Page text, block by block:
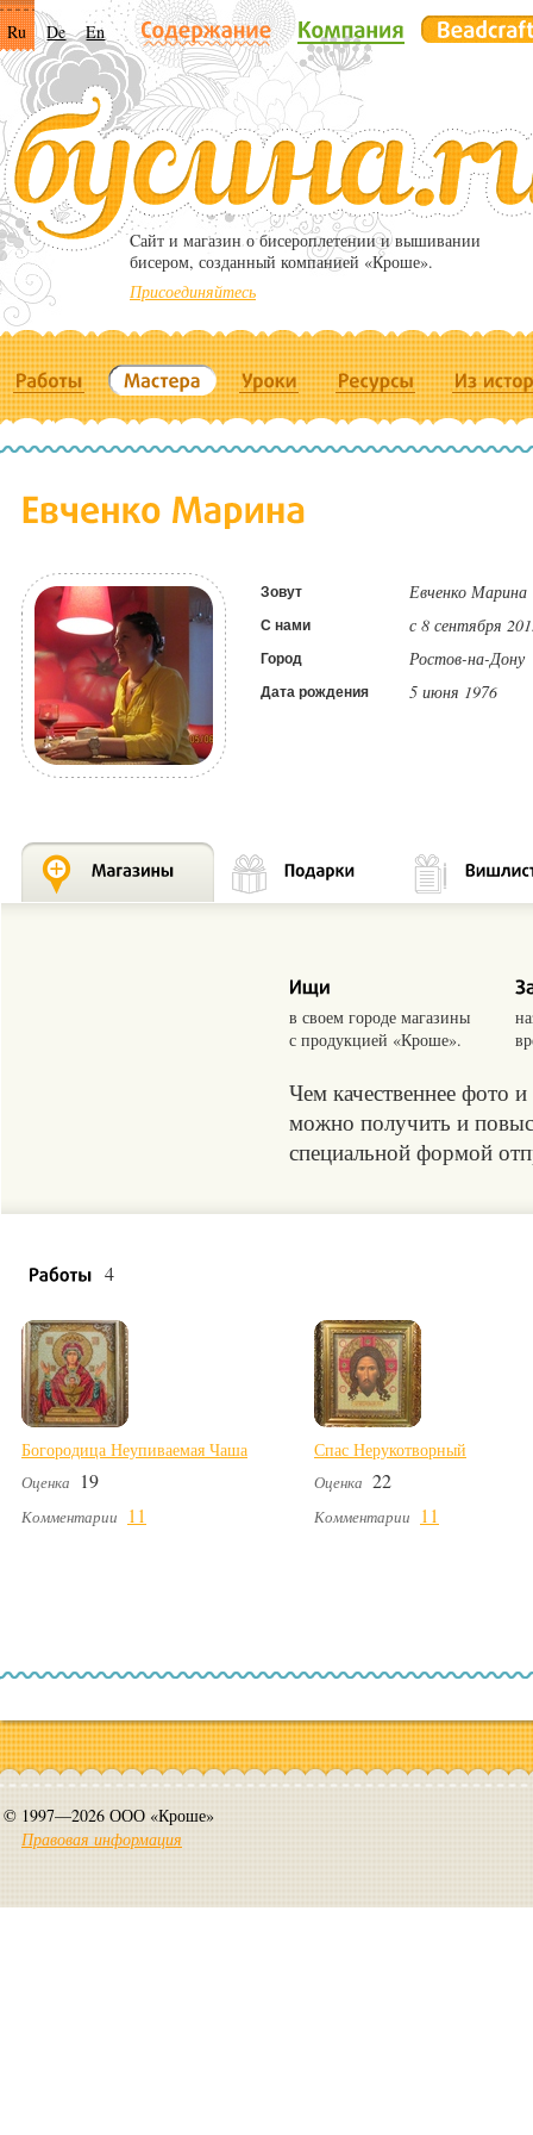
Ru De En
Cайт и магазин о бисероплетении и вышивании
бисером, созданный компанией «Кроше».
Присоединяйтесь
Зовут Евченко Марина
С нами с 8 сентября
Город Ростов-на-Дону
Дата рождения 5 июня 1976
в своем городе магазины
с продукцией «Кроше».
Чем качественнее фото
можно получить и
специальной формой
4
Богородица Неупиваемая Чаша
Оценка 19
Комментарии 11
Спас Нерукотворный
Оценка 22
Комментарии 11
© 1997—2026 ООО «Кроше»
Правовая информация